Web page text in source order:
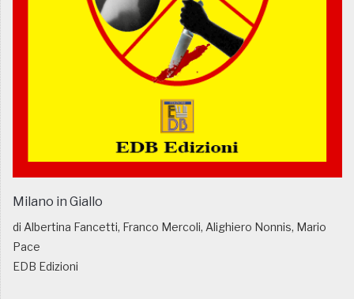
Milano in Giallo
di Albertina Fancetti, Franco Mercoli, Alighiero Nonnis, Mario
Pace
EDB Edizioni